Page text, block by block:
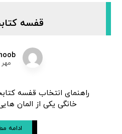
قفسه
مهر 2, 1401
راهنمای انتخاب قفسه
خانگی یکی از المان
ادامه